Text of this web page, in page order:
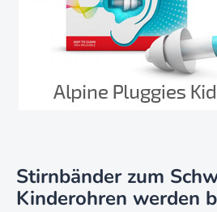
Stirnbänder zum
Kinderohren werden